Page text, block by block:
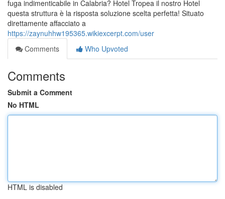
fuga indimenticabile in Calabria? Hotel Tropea il nostro Hotel
questa struttura è la risposta soluzione scelta perfetta! Situato
direttamente affacciato a
https://zaynuhhw195365.wikiexcerpt.com/user
Comments
Who Upvoted
Comments
Submit a Comment
No HTML
HTML is disabled